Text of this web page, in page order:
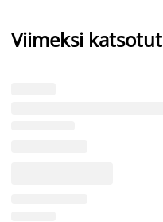
Viimeksi katsotut